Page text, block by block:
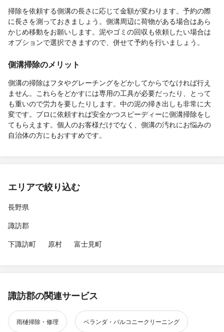
掃除を依頼する側溝の長さに応じて金額が変わります。予約の際
に長さを測っておきましょう。側溝周辺に荷物がある場合はあら
かじめ移動をお願いします。泥やゴミの回収も依頼したい場合は
オプションで選択できますので、併せて予約を行いましょう。
側溝掃除のメリット
側溝の掃除はフタやグレーチングをどかしてからでなければ行え
ません。これらをどかすには専用の工具が必要だったり、とって
も重いので労力を要したりします。中の泥の掃き出しも非常に大
変です。プロに依頼すれば安全かつスピーディーに側溝掃除をし
てもらえます。個人のお客様だけでなく、側溝の汚れにお悩みの
自治体の方にもおすすめです。
エリアで絞り込む
長野県
諏訪郡
下諏訪町
原村 富士見町
諏訪郡の関連サービス
雨樋掃除・修理 ベランダ・バルコニークリーニング